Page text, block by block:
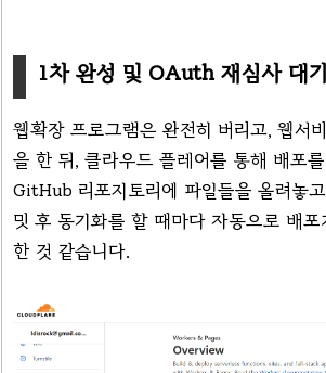
1차 완성 및 OAuth 재심사 대기
웹확장 프로그램은 완전히 버리고, 웹서
을 한 뒤, 클라우드 플레어를 통해 배포를
GitHub 리포지토리에 파일들을 올려놓
밋 후 동기화를 할 때마다 자동으로 배포
한 것 같습니다.